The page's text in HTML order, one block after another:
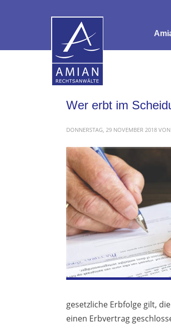
Wer erbt im
DONNERSTAG, 29 NOVEMBER 2018 VON
gesetzliche Erbfolge gilt,
einen Erbvertrag